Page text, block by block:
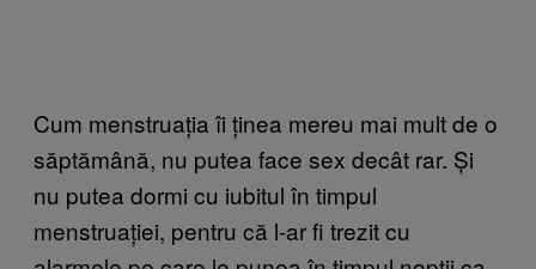
Cum menstruația îi ținea mereu mai mult de o
săptămână, nu putea face sex decât rar. Și
nu putea dormi cu iubitul în timpul
menstruației, pentru că l-ar fi trezit cu